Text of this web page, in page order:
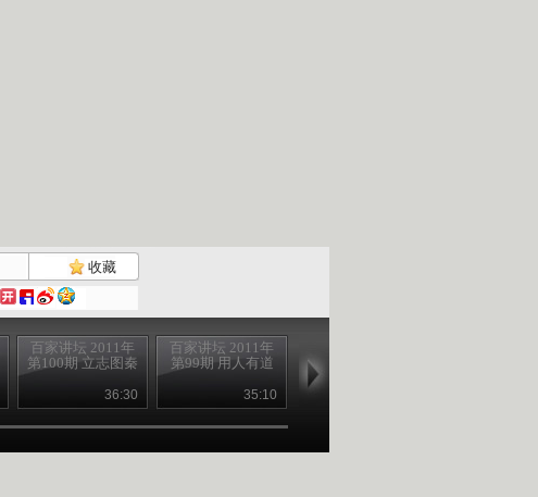
收藏
百家讲坛 2011年
第100期 立志图秦
36:30
百家讲坛 2011年
第99期 用人有道
35:10
第98期 魅力四射